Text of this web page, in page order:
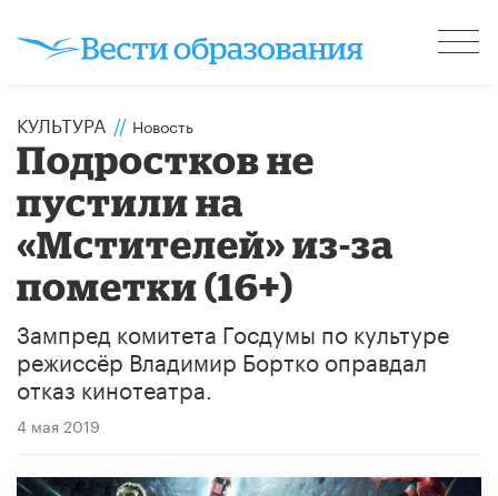
КУЛЬТУРА // Новость
Подростков не
пустили на
«Мстителей» из-за
пометки (16+)
Зампред комитета Госдумы по культуре
режиссёр Владимир Бортко оправдал
отказ кинотеатра.
4 мая 2019